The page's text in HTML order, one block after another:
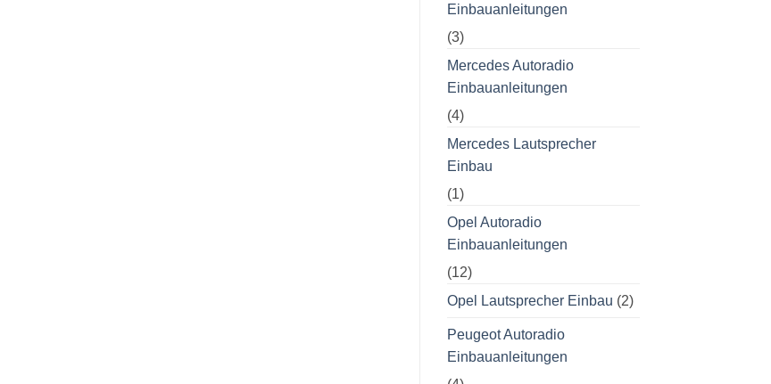
Einbauanleitungen
(3)
Mercedes Autoradio
Einbauanleitungen
(4)
Mercedes Lautsprecher
Einbau
(1)
Opel Autoradio
Einbauanleitungen
(12)
Opel Lautsprecher Einbau (2)
Peugeot Autoradio
Einbauanleitungen